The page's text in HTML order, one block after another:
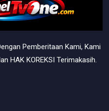
Pemberitaan Kami, Kami
HAK KOREKSI Terimakasih.